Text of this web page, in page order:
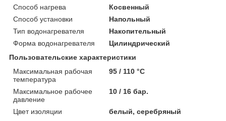
Способ нагрева
Косвенный
Способ установки
Напольный
Тип водонагревателя
Накопительный
Форма водонагревателя
Цилиндрический
Пользовательские характеристики
Максимальная рабочая
температура
95 / 110 °C
Максимальное рабочее
давление
10 / 16 бар.
Цвет изоляции белый, серебряный